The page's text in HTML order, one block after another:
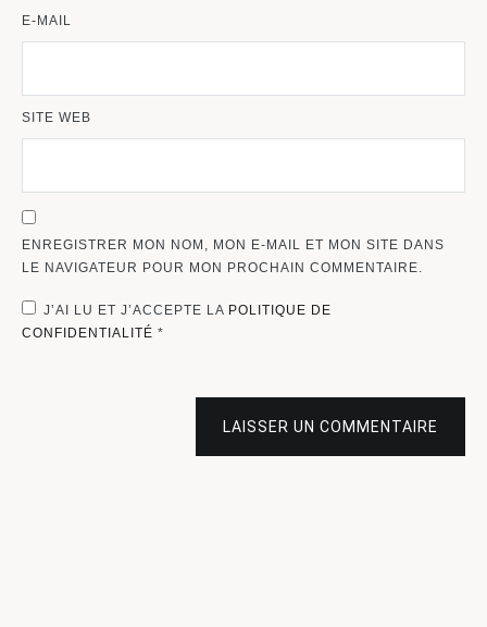
E-MAIL
SITE WEB
ENREGISTRER MON NOM, MON E-MAIL ET MON SITE DANS
LE NAVIGATEUR POUR MON PROCHAIN COMMENTAIRE.
J’AI LU ET J’ACCEPTE LA POLITIQUE DE
CONFIDENTIALITÉ *
LAISSER UN COMMENTAIRE